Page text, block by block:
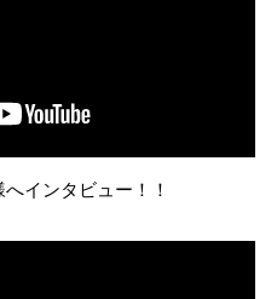
インタビュー！！